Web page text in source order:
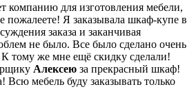
компанию для изготовления мебели,
Я заказывала шкаф-купе в
заказа и заканчивая
не было. Все было сделано очень
тому же мне ещё скидку сделали!
Алексею за прекрасный шкаф!
Всю мебель буду заказывать только